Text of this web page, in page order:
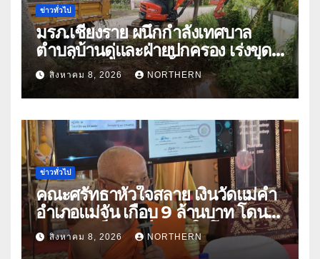
ข่าวทั่วไป
มรภ.เชียงราย ผนึกกำลังเทศบาล
ตำบลบ้านดู่และฝ่ายปกครอง เร่งขุด
ลอกสิ่งกีดขวางทางน้ำ ป้องกันและลด
ปัญหาน้ำท่วม
สิงหาคม 8, 2026 NORTHERN
ข่าวทั่วไป
คณะศรัทธาหัวใจสลาย เงินวัดแม่คำ
อำเภอแม่จัน เกือบ 9 ล้านบาท โดน
แก๊งคอลเซ็นเตอร์หลอกให้โอนข้าม
ปีกว่า 66 บัญชี
สิงหาคม 8, 2026 NORTHERN